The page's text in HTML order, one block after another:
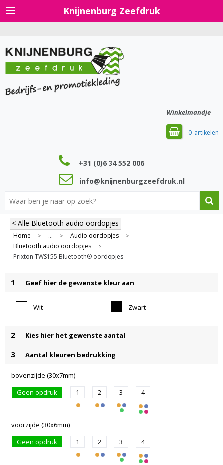
Knijnenburg Zeefdruk
Winkelmandje
0
+31 (0)6 34 552 006
info@knijnenburgzeefdruk.nl
< Alle Bluetooth audio oordopjes
Home > ... > Audio oordopjes >
Bluetooth audio oordopjes >
Prixton TWS155 Bluetooth® oordopjes
1 Geef hier de gewenste kleur aan
Wit Zwart
2 Kies hier het gewenste aantal
3 Aantal kleuren bedrukking
bovenzijde (30x7mm)
Geen opdruk
1 2 3 4
voorzijde (30x6mm)
Geen opdruk
1 2 3 4